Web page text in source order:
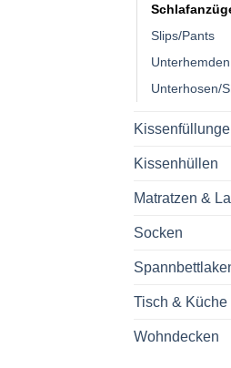
Slips/Pants
Unterhemden
Unterhosen/
Kissenhüllen
Matratzen &
Socken
Tisch & Küche
Wohndecken